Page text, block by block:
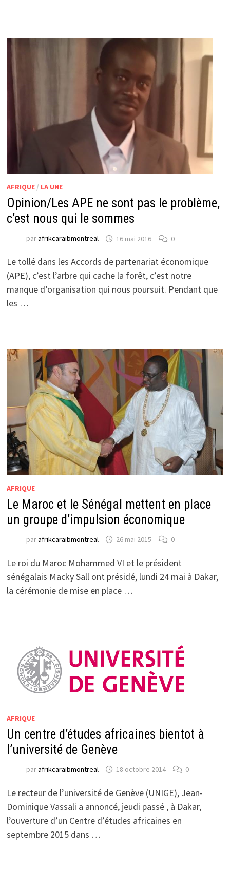
AFRIQUE/ LA UNE
Opinion/Les APE ne sont pas le problème,
c’est nous qui le sommes
parafrikcaraibmontreal 16 mai 2016 0
Le tollé dans les Accords de partenariat économique
(APE), c’est l’arbre qui cache la forêt, c’est notre
manque d’organisation qui nous poursuit. Pendant que
les …
AFRIQUE
Le Maroc et le Sénégal mettent en place
un groupe d’impulsion économique
parafrikcaraibmontreal 26 mai 2015 0
Le roi du Maroc Mohammed VI et le président
sénégalais Macky Sall ont présidé, lundi 24 mai à Dakar,
la cérémonie de mise en place …
AFRIQUE
Un centre d’études africaines bientot à
l’université de Genève
parafrikcaraibmontreal 18 octobre 2014 0
Le recteur de l’université de Genève (UNIGE), Jean-
Dominique Vassali a annoncé, jeudi passé , à Dakar,
l’ouverture d’un Centre d’études africaines en
septembre 2015 dans …